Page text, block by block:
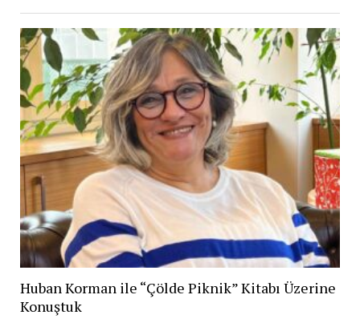
Huban Korman ile “Çölde Piknik” Kitabı Üzerine
Konuştuk